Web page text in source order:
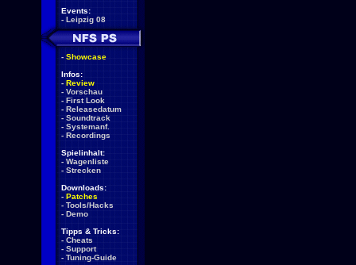
Events:
- Leipzig 08
- Showcase
Infos:
- Review
- Vorschau
- First Look
- Releasedatum
- Soundtrack
- Systemanf.
- Recordings
Spielinhalt:
- Wagenliste
- Strecken
Downloads:
- Patches
- Tools/Hacks
- Demo
Tipps & Tricks:
- Cheats
- Support
- Tuning-Guide